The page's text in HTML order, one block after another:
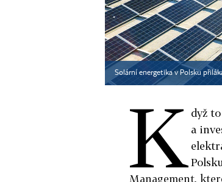
Solární energetika v Polsku
K dyž
a
Management,